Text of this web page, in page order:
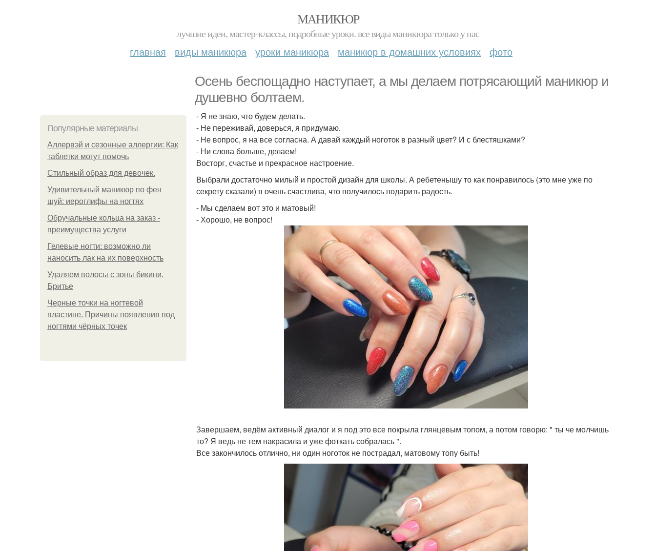
МАНИКЮР
лучшие идеи, мастер-классы, подробные уроки. все виды маникюра только у нас
главная виды маникюра уроки маникюра маникюр в домашних условиях фото
Осень беспощадно наступает, а мы делаем потрясающий маникюр и
душевно болтаем.
Популярные материалы
Аллервэй и сезонные аллергии: Как
таблетки могут помочь
Стильный образ для девочек.
Удивительный маникюр по фен
шуй: иероглифы на ногтях
Обручальные кольца на заказ -
преимущества услуги
Гелевые ногти: возможно ли
наносить лак на их поверхность
Удаляем волосы с зоны бикини.
Бритье
Черные точки на ногтевой
пластине. Причины появления под
ногтями чёрных точек
- Я не знаю, что будем делать.
- Не переживай, доверься, я придумаю.
- Не вопрос, я на все согласна. А давай каждый ноготок в разный цвет? И с блестяшками?
- Ни слова больше, делаем!
Восторг, счастье и прекрасное настроение.
Выбрали достаточно милый и простой дизайн для школы. А ребетенышу то как понравилось (это мне уже по
секрету сказали) я очень счастлива, что получилось подарить радость.
- Мы сделаем вот это и матовый!
- Хорошо, не вопрос!
Завершаем, ведём активный диалог и я под это все покрыла глянцевым топом, а потом говорю: " ты че молчишь
то? Я ведь не тем накрасила и уже фоткать собралась ".
Все закончилось отлично, ни один ноготок не пострадал, матовому топу быть!